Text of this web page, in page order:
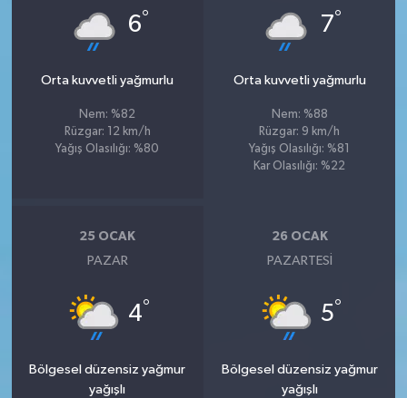
6°
Orta kuvvetli yağmurlu
Nem: %82
Rüzgar: 12 km/h
Yağış Olasılığı: %80
7°
Orta kuvvetli yağmurlu
Nem: %88
Rüzgar: 9 km/h
Yağış Olasılığı: %81
Kar Olasılığı: %22
25 OCAK
PAZAR
4°
Bölgesel düzensiz yağmur
yağışlı
26 OCAK
PAZARTESI
5°
Bölgesel düzensiz yağmur
yağışlı